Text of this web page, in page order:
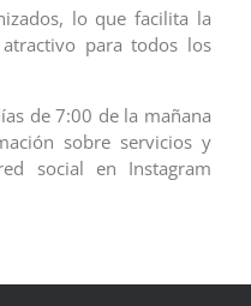
lo que facilita la
para todos los
de 7:00 de la mañana
sobre servicios y
social en Instagram